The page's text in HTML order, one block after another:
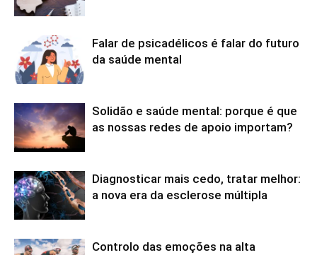
Falar de psicadélicos é falar do futuro
da saúde mental
Solidão e saúde mental: porque é que
as nossas redes de apoio importam?
Diagnosticar mais cedo, tratar melhor:
a nova era da esclerose múltipla
Controlo das emoções na alta